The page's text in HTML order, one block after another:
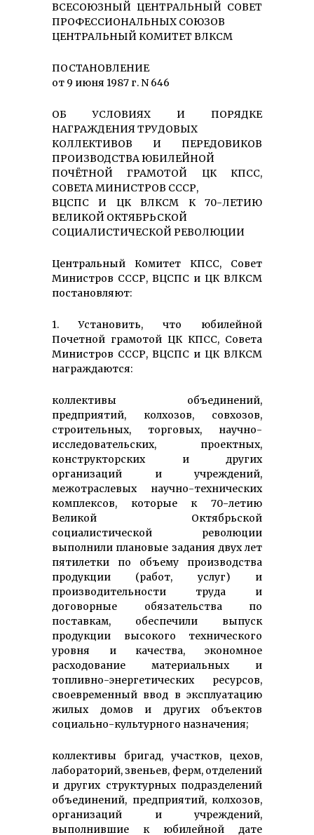
ВСЕСОЮЗНЫЙ ЦЕНТРАЛЬНЫЙ СОВЕТ
ПРОФЕССИОНАЛЬНЫХ СОЮЗОВ
ЦЕНТРАЛЬНЫЙ КОМИТЕТ ВЛКСМ
ПОСТАНОВЛЕНИЕ
от 9 июня 1987 г. N 646
ОБ УСЛОВИЯХ И ПОРЯДКЕ
НАГРАЖДЕНИЯ ТРУДОВЫХ
КОЛЛЕКТИВОВ И ПЕРЕДОВИКОВ
ПРОИЗВОДСТВА ЮБИЛЕЙНОЙ
ПОЧЁТНОЙ ГРАМОТОЙ ЦК КПСС,
СОВЕТА МИНИСТРОВ СССР,
ВЦСПС И ЦК ВЛКСМ К 70-ЛЕТИЮ
ВЕЛИКОЙ ОКТЯБРЬСКОЙ
СОЦИАЛИСТИЧЕСКОЙ РЕВОЛЮЦИИ
Центральный Комитет КПСС, Совет
Министров СССР, ВЦСПС и ЦК ВЛКСМ
постановляют:
1. Установить, что юбилейной
Почетной грамотой ЦК КПСС, Совета
Министров СССР, ВЦСПС и ЦК ВЛКСМ
награждаются:
коллективы объединений,
предприятий, колхозов, совхозов,
строительных, торговых, научно-
исследовательских, проектных,
конструкторских и других
организаций и учреждений,
межотраслевых научно-технических
комплексов, которые к 70-летию
Великой Октябрьской
социалистической революции
выполнили плановые задания двух лет
пятилетки по объему производства
продукции (работ, услуг) и
производительности труда и
договорные обязательства по
поставкам, обеспечили выпуск
продукции высокого технического
уровня и качества, экономное
расходование материальных и
топливно-энергетических ресурсов,
своевременный ввод в эксплуатацию
жилых домов и других объектов
социально-культурного назначения;
коллективы бригад, участков, цехов,
лабораторий, звеньев, ферм, отделений
и других структурных подразделений
объединений, предприятий, колхозов,
организаций и учреждений,
выполнившие к юбилейной дате